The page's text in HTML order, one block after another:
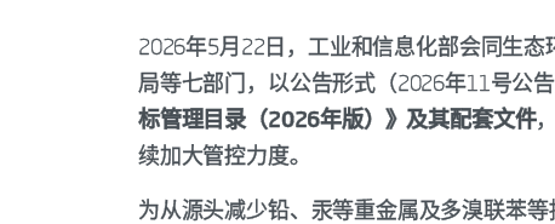
2026年5月22日，工业和信息化部会同生
局等七部门，以公告形式（2026年11号公
标管理目录（2026年版）》及其配套文件
续加大管控力度。
为从源头减少铅、汞等重金属及多溴联苯